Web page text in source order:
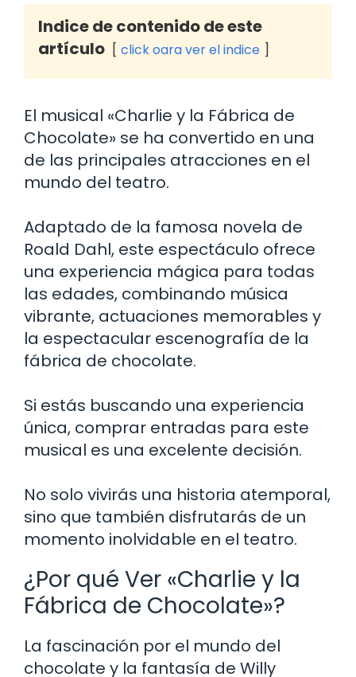
Indice de contenido de este
artículo
click oara ver el indice
El musical «Charlie y la Fábrica de
Chocolate» se ha convertido en una
de las principales atracciones en el
mundo del teatro.
Adaptado de la famosa novela de
Roald Dahl, este espectáculo ofrece
una experiencia mágica para todas
las edades, combinando música
vibrante, actuaciones memorables y
la espectacular escenografía de la
fábrica de chocolate.
Si estás buscando una experiencia
única, comprar entradas para este
musical es una excelente decisión.
No solo vivirás una historia atemporal,
sino que también disfrutarás de un
momento inolvidable en el teatro.
¿Por qué Ver «Charlie y la
Fábrica de Chocolate»?
La fascinación por el mundo del
chocolate y la fantasía de Willy